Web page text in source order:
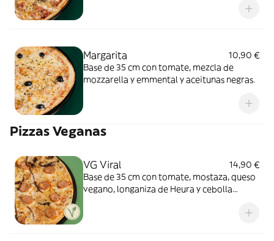
Margarita
10,90 €
Base de 35 cm con tomate, mezcla de
mozzarella y emmental y aceitunas negras.
Pizzas Veganas
VG Viral
14,90 €
Base de 35 cm con tomate, mostaza, queso
vegano, longaniza de Heura y cebolla